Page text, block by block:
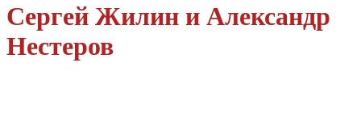
Сергей Жилин и Александр
Нестеров